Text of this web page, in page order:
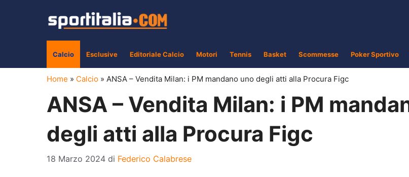
Calcio Esclusive Editoriale Calcio Motori Tennis Basket Scommesse Poker Sportivo
Home » Calcio » ANSA – Vendita Milan: i PM mandano uno degli atti alla Procura Figc
ANSA – Vendita Milan: i PM
degli atti alla Procura Figc
18 Marzo 2024 di Federico Calabrese